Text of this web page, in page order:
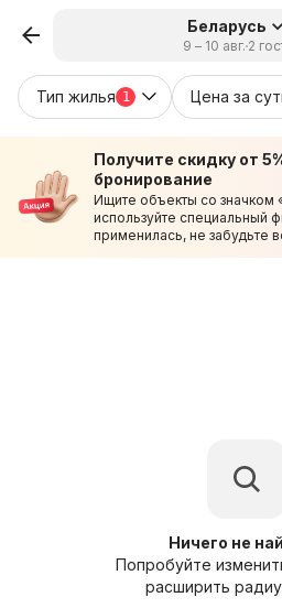
Беларусь
9 – 10 авг.2
Тип жилья 1 Цена за
Получите скидку от
бронирование
Ищите объекты со
используйте специальный
применилась, не забудьте
Ничего не
Попробуйте
расширить